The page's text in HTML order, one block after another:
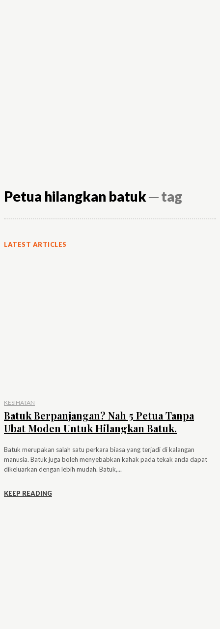
Petua hilangkan batuk─ tag
LATEST ARTICLES
KESIHATAN
Batuk Berpanjangan? Nah 5 Petua Tanpa
Ubat Moden Untuk Hilangkan Batuk.
Batuk merupakan salah satu perkara biasa yang terjadi di kalangan
manusia. Batuk juga boleh menyebabkan kahak pada tekak anda dapat
dikeluarkan dengan lebih mudah. Batuk,...
KEEP READING